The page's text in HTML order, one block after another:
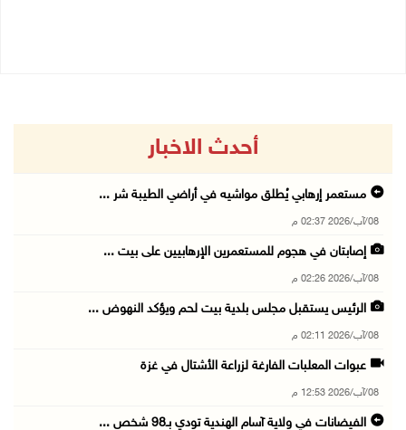
أحدث الاخبار
مستعمر إرهابي يُطلق مواشيه في أراضي الطيبة شر ...
08/آب/2026 02:37 م
إصابتان في هجوم للمستعمرين الإرهابيين على بيت ...
08/آب/2026 02:26 م
الرئيس يستقبل مجلس بلدية بيت لحم ويؤكد النهوض ...
08/آب/2026 02:11 م
عبوات المعلبات الفارغة لزراعة الأشتال في غزة
08/آب/2026 12:53 م
الفيضانات في ولاية آسام الهندية تودي بـ98 شخص ...